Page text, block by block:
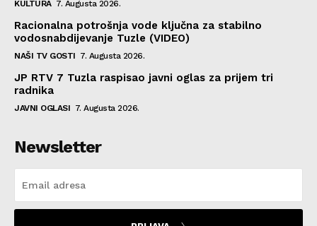
KULTURA 7. Augusta 2026.
Racionalna potrošnja vode ključna za stabilno
vodosnabdijevanje Tuzle (VIDEO)
NAŠI TV GOSTI 7. Augusta 2026.
JP RTV 7 Tuzla raspisao javni oglas za prijem tri
radnika
JAVNI OGLASI 7. Augusta 2026.
Newsletter